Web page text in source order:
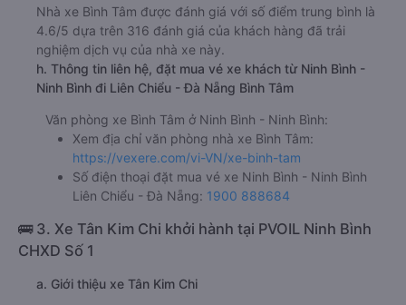
Nhà xe Bình Tâm được đánh giá với số điểm trung bình là
4.6/5 dựa trên 316 đánh giá của khách hàng đã trải
nghiệm dịch vụ của nhà xe này.
h. Thông tin liên hệ, đặt mua vé xe khách từ Ninh Bình -
Ninh Bình đi Liên Chiểu - Đà Nẵng Bình Tâm
Văn phòng xe Bình Tâm ở Ninh Bình - Ninh Bình:
Xem địa chỉ văn phòng nhà xe Bình Tâm:
https://vexere.com/vi-VN/xe-binh-tam
Số điện thoại đặt mua vé xe Ninh Bình - Ninh Bình
Liên Chiểu - Đà Nẵng: 1900 888684
🚌 3. Xe Tân Kim Chi khởi hành tại PVOIL Ninh Bình
CHXD Số 1
a. Giới thiệu xe Tân Kim Chi